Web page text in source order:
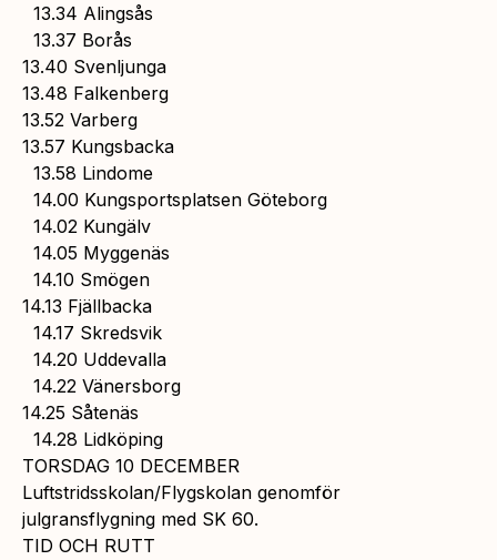
13.34 Alingsås
13.37 Borås
13.40 Svenljunga
13.48 Falkenberg
13.52 Varberg
13.57 Kungsbacka
13.58 Lindome
14.00 Kungsportsplatsen Göteborg
14.02 Kungälv
14.05 Myggenäs
14.10 Smögen
14.13 Fjällbacka
14.17 Skredsvik
14.20 Uddevalla
14.22 Vänersborg
14.25 Såtenäs
14.28 Lidköping
TORSDAG 10 DECEMBER
Luftstridsskolan/Flygskolan genomför
julgransflygning med SK 60.
TID OCH RUTT